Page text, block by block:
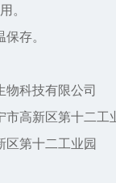
。
保存。
物科技有限公司
市高新区第十二工
区第十二工业园